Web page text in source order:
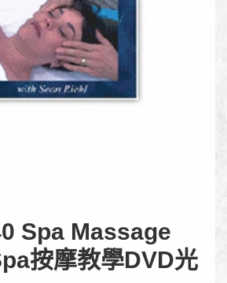
Spa Massage
按摩教學DVD光